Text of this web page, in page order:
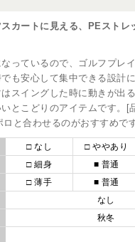
カートに見える、PEストレ
っているので、ゴルフプレ
も安心して集中できる設計
スイングした時に動きが出
とこどりのアイテムです。[
と合わせるのがおすすめです
□ なし □ ややあり
□ 細身 ■ 普通
□ 薄手 ■ 普通
なし
秋冬